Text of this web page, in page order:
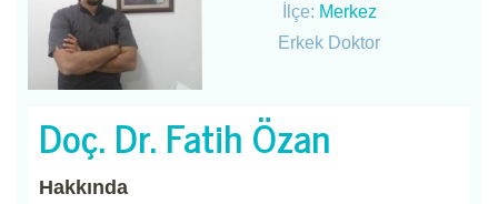
İlçe: Merkez
Erkek Doktor
Doç. Dr. Fatih Özan
Hakkında